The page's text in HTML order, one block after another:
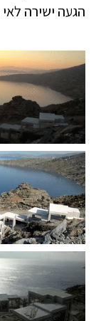
הגעה ישירה לאי תוך כ־20 דקות